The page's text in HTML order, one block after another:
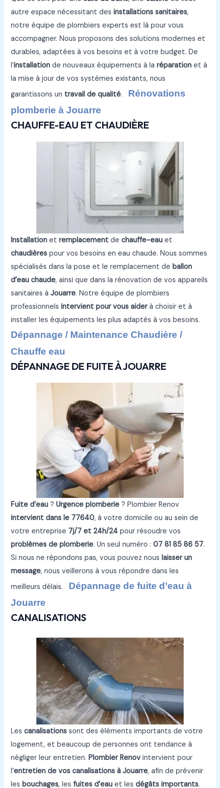
autre espace nécessitant desinstallations sanitaires,
notre équipe de plombiers experts est là pour vous
accompagner. Nous proposons des solutions modernes et
durables, adaptées à vos besoins et à votre budget. De
l’installation de nouveaux équipements à laréparation et à
la mise à jour de vos systèmes existants, nous
garantissons un travail de qualité. Rénovations
plomberie à Jouarre
CHAUFFE-EAU ET CHAUDIÈRE
Installation etremplacement dechauffe-eau et
chaudières pour vos besoins en eau chaude. Nous sommes
spécialisés dans la pose et le remplacement deballon
d’eau chaude, ainsi que dans la rénovation de vos appareils
sanitaires àJouarre. Notre équipe de plombiers
professionnelsintervient pour vous aiderà choisir et à
installer les équipements les plus adaptés à vos besoins.
Dépannage / Maintenance Chaudière /
Chauffe eau
DÉPANNAGE DE FUITE À JOUARRE
Fuite d’eau ?Urgence plomberie ? Plombier Renov
intervient dans le 77640, à votre domicile ou au sein de
votre entreprise 7j/7 et 24h/24 pour résoudre vos
problèmes de plomberie. Un seul numéro :07 81 85 86 57.
Si nous ne répondons pas, vous pouvez nous laisser un
message, nous veillerons à vous répondre dans les
meilleurs délais. Dépannage de fuite d’eau à
Jouarre
CANALISATIONS
Lescanalisations sont des éléments importants de votre
logement, et beaucoup de personnes ont tendance à
négliger leur entretien.Plombier Renov intervient pour
l’entretien de vos canalisations à Jouarre, afin de prévenir
lesbouchages, lesfuites d’eau et lesdégâts importants.